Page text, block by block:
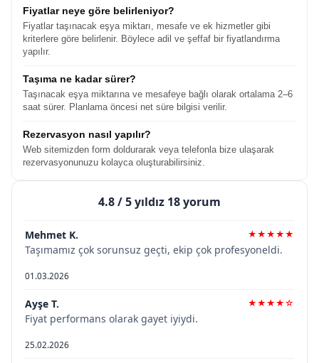
Fiyatlar neye göre belirleniyor?
Fiyatlar taşınacak eşya miktarı, mesafe ve ek hizmetler gibi
kriterlere göre belirlenir. Böylece adil ve şeffaf bir fiyatlandırma
yapılır.
Taşıma ne kadar sürer?
Taşınacak eşya miktarına ve mesafeye bağlı olarak ortalama 2–6
saat sürer. Planlama öncesi net süre bilgisi verilir.
Rezervasyon nasıl yapılır?
Web sitemizden form doldurarak veya telefonla bize ulaşarak
rezervasyonunuzu kolayca oluşturabilirsiniz.
4.8/ 5 yıldız 18 yorum
Mehmet K. ★★★★★
Taşımamız çok sorunsuz geçti, ekip çok profesyoneldi.
01.03.2026
Ayşe T. ★★★★☆
Fiyat performans olarak gayet iyiydi.
25.02.2026